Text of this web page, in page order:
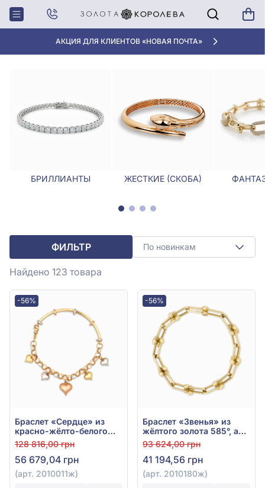
АКЦИЯ ДЛЯ КЛИЕНТОВ «НОВАЯ ПОЧТА»
Главная Браслеты Браслеты с сердечками
БРАСЛЕТЫ С СЕРДЕЧКАМИ
БРИЛЛИАНТЫ ЖЕСТКИЕ (СКОБА)
ФИЛЬТР По новинкам
Найдено 123 товара
-56%
Браслет «Сердце» из
красно-жёлто-белого
золота 585°, арт.
2010011ж
128 816,00 грн
56 679,04 грн
(арт. 2010011ж)
-56%
Браслет «Звенья» из
жёлтого золота 585°, арт.
2010180ж
93 624,00 грн
41 194,56 грн
(арт. 2010180ж)